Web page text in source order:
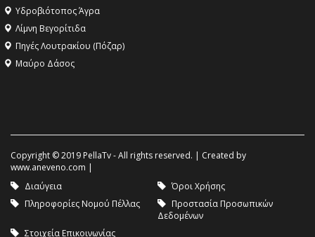
Υδροβιότοπος Άγρα
Λίμνη Βεγορίτιδα
Πηγές Λουτρακίου (Πόζαρ)
Μαύρο Δάσος
Copyright © 2019 PellaTv - All rights reserved. | Created by
www.aneveno.com |
Διαύγεια
Όροι Χρήσης
Πληροφορίες Νομού Πέλλας
Προστασία Προσωπικών
Δεδομένων
Στοιχεία Επικοινωνίας